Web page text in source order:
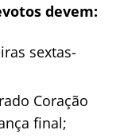
devem:
sextas-
Coração
final;